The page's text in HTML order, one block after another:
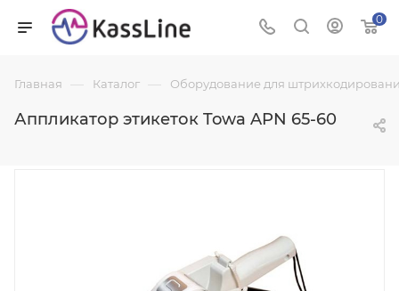
0
Главная — Каталог — Оборудование для
Аппликатор этикеток Towa APN 65-60